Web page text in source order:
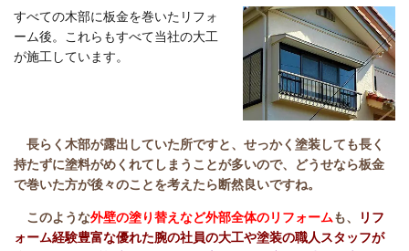
すべての木部に板金を巻いたリフォ
ーム後。これらもすべて当社の大工
が施工しています。
長らく木部が露出していた所ですと、せっかく塗装しても長く
持たずに塗料がめくれてしまうことが多いので、どうせなら板金
で巻いた方が後々のことを考えたら断然良いですね。
このような外壁の塗り替えなど外部全体のリフォームも、
リフ
ォーム経験豊富な優れた腕の社員の大工や塗装の職人スタッフが